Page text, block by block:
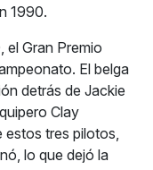
1990.
el Gran Premio
El belga
detrás de Jackie
Clay
estos tres pilotos,
lo que dejó la